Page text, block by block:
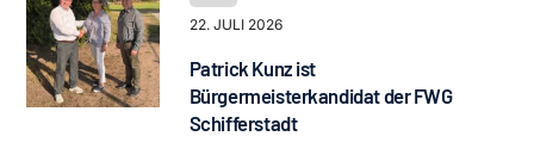
22. JULI 2026
Patrick Kunz ist
Bürgermeisterkandidat der FWG
Schifferstadt